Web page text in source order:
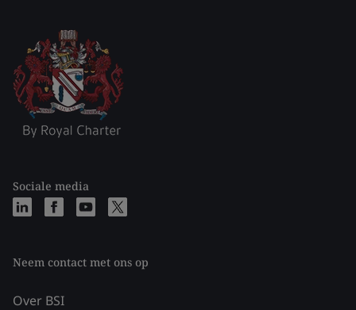
Sociale media
Neem contact met ons op
Over BSI